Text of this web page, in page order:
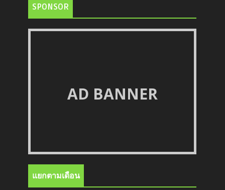
SPONSOR
AD BANNER
แยกตามเดือน